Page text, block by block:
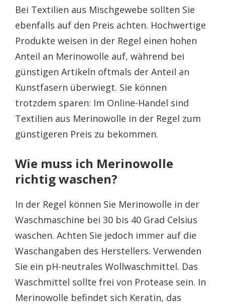
Bei Textilien aus Mischgewebe sollten Sie
ebenfalls auf den Preis achten. Hochwertige
Produkte weisen in der Regel einen hohen
Anteil an Merinowolle auf, während bei
günstigen Artikeln oftmals der Anteil an
Kunstfasern überwiegt. Sie können
trotzdem sparen: Im Online-Handel sind
Textilien aus Merinowolle in der Regel zum
günstigeren Preis zu bekommen.
Wie muss ich Merinowolle
richtig waschen?
In der Regel können Sie Merinowolle in der
Waschmaschine bei 30 bis 40 Grad Celsius
waschen. Achten Sie jedoch immer auf die
Waschangaben des Herstellers. Verwenden
Sie ein pH-neutrales Wollwaschmittel. Das
Waschmittel sollte frei von Protease sein. In
Merinowolle befindet sich Keratin, das